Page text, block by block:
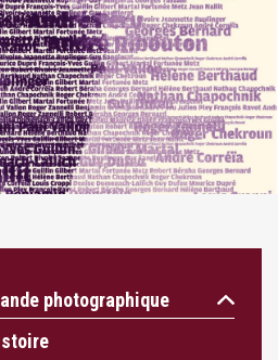
photographique